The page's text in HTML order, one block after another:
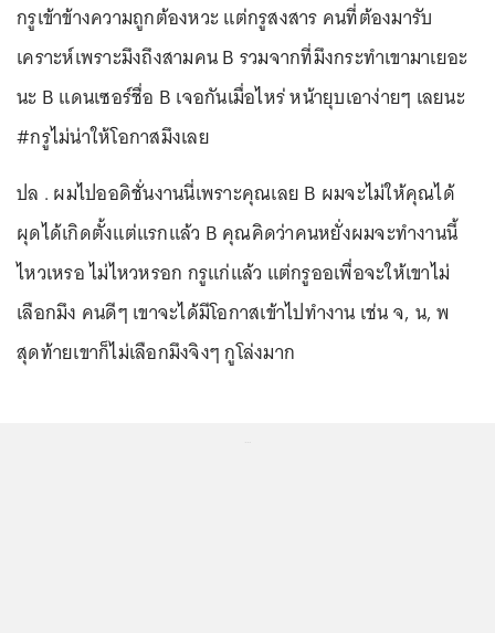
กรูเข้าข้างความถูกต้องหวะ แต่กรูสงสาร คนที่ต้องมารับ
เคราะห์เพราะมึงถึงสามคน B รวมจากที่มึงกระทำเขามาเยอะ
นะ B แดนเซอร์ชื่อ B เจอกันเมื่อไหร่ หน้ายุบเอาง่ายๆ เลยนะ
#กรูไม่น่าให้โอกาสมึงเลย
ปล . ผมไปออดิชั่นงานนี่เพราะคุณเลย B ผมจะไม่ให้คุณได้
ผุดได้เกิดตั้งแต่แรกแล้ว B คุณคิดว่าคนหยั่งผมจะทำงานนี้
ไหวเหรอ ไม่ไหวหรอก กรูแก่แล้ว แต่กรูออเพื่อจะให้เขาไม่
เลือกมึง คนดีๆ เขาจะได้มีโอกาสเข้าไปทำงาน เช่น จ, น, พ
สุดท้ายเขาก็ไม่เลือกมึงจิงๆ กูโล่งมาก